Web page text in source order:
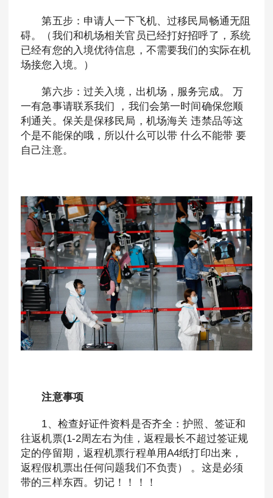
第五步：申请人一下飞机、过移民局畅通无阻
碍。（我们和机场相关官员已经打好招呼了，系统
已经有您的入境优待信息，不需要我们的实际在机
场接您入境。）
第六步：过关入境，出机场，服务完成。 万
一有急事请联系我们 ，我们会第一时间确保您顺
利通关。保关是保移民局，机场海关 违禁品等这
个是不能保的哦，所以什么可以带 什么不能带 要
自己注意。
注意事项
1、检查好证件资料是否齐全：护照、签证和
往返机票(1-2周左右为佳，返程最长不超过签证规
定的停留期，返程机票行程单用A4纸打印出来，
返程假机票出任何问题我们不负责） 。这是必须
带的三样东西。切记！！！！